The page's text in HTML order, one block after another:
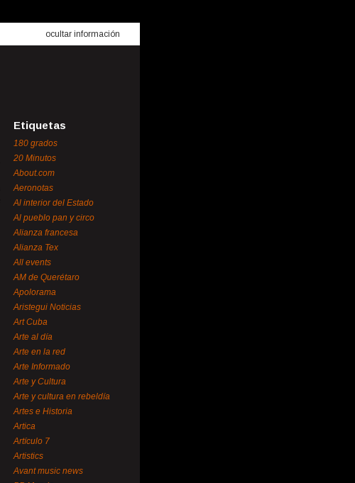
ocultar información
Etiquetas
180 grados
20 Minutos
About.com
Aeronotas
Al interior del Estado
Al pueblo pan y circo
Alianza francesa
Alianza Tex
All events
AM de Querétaro
Apolorama
Aristegui Noticias
Art Cuba
Arte al día
Arte en la red
Arte Informado
Arte y Cultura
Arte y cultura en rebeldía
Artes e Historia
Artica
Artículo 7
Artistics
Avant music news